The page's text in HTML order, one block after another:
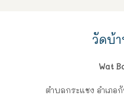
วัดบ้
Wat
ตำบลกระแชง อำเภ